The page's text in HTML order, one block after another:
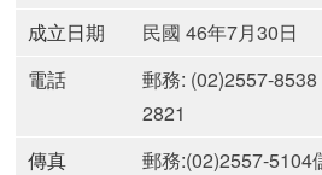
成立日期
民國 46年7月30日
電話
郵務: (02)2557-
2821
傳真
郵務:(02)2557-5104